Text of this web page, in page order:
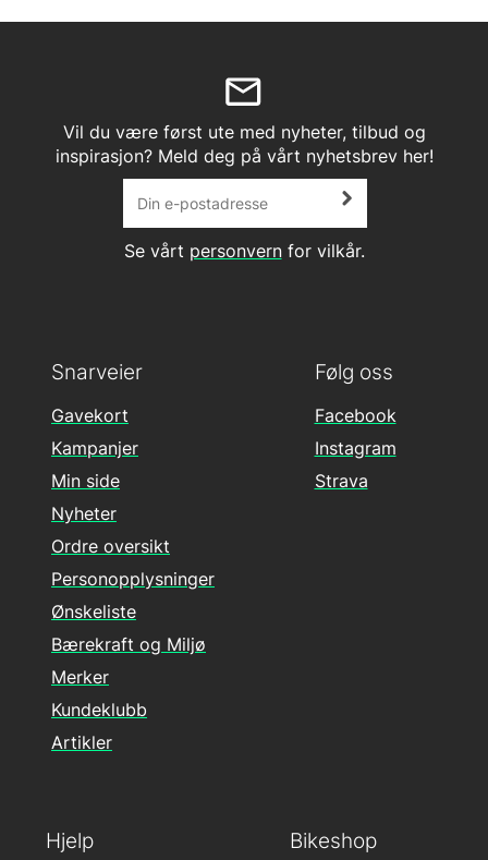
Vil du være først ute med nyheter, tilbud og
inspirasjon? Meld deg på vårt nyhetsbrev her!
Se vårt personvernfor vilkår.
Følg oss
Facebook
Instagram
Strava
Hjelp
Snarveier
Gavekort
Kampanjer
Min side
Nyheter
Ordre oversikt
Personopplysninger
Ønskeliste
Bærekraft og Miljø
Merker
Kundeklubb
Artikler
Bikeshop